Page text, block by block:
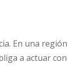
En una región
a actuar con